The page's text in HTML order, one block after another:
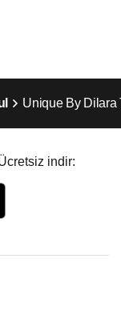
Unique By Dilara
indir: